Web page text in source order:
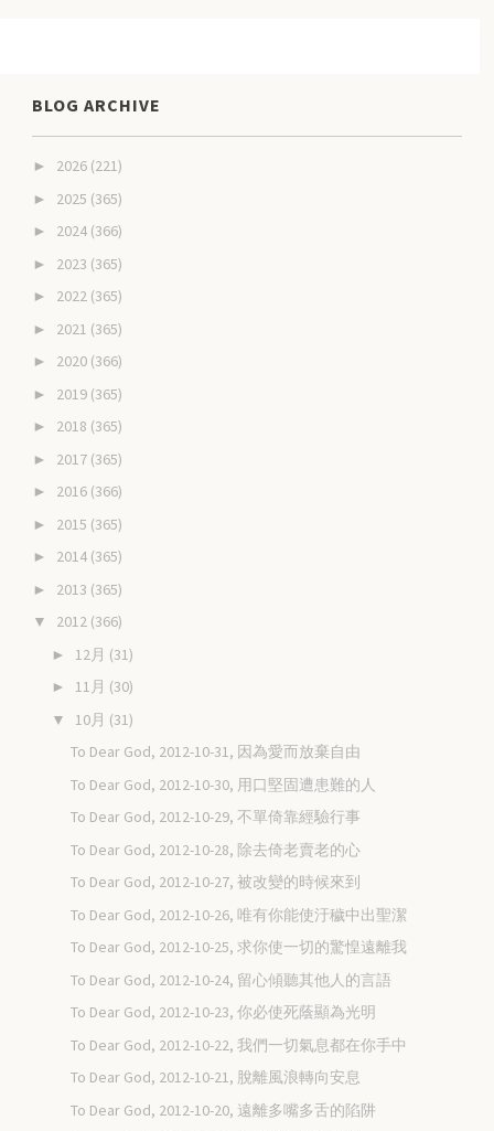
BLOG ARCHIVE
► 2026 (221)
► 2025 (365)
► 2024 (366)
► 2023 (365)
► 2022 (365)
► 2021 (365)
► 2020 (366)
► 2019 (365)
► 2018 (365)
► 2017 (365)
► 2016 (366)
► 2015 (365)
► 2014 (365)
► 2013 (365)
▼ 2012 (366)
► 12月 (31)
► 11月 (30)
▼ 10月 (31)
To Dear God, 2012-10-31, 因為愛而放棄自由
To Dear God, 2012-10-30, 用口堅固遭患難的人
To Dear God, 2012-10-29, 不單倚靠經驗行事
To Dear God, 2012-10-28, 除去倚老賣老的心
To Dear God, 2012-10-27, 被改變的時候來到
To Dear God, 2012-10-26, 唯有你能使汙穢中出聖潔
To Dear God, 2012-10-25, 求你使一切的驚惶遠離我
To Dear God, 2012-10-24, 留心傾聽其他人的言語
To Dear God, 2012-10-23, 你必使死蔭顯為光明
To Dear God, 2012-10-22, 我們一切氣息都在你手中
To Dear God, 2012-10-21, 脫離風浪轉向安息
To Dear God, 2012-10-20, 遠離多嘴多舌的陷阱